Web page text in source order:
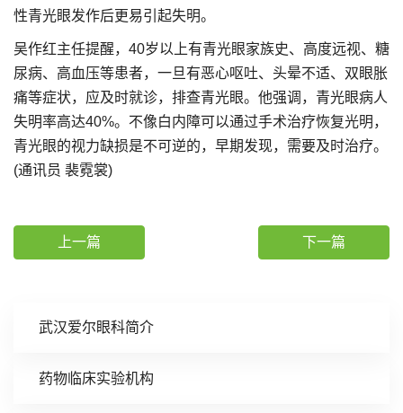
武汉爱尔眼科简介
药物临床实验机构
性青光眼发作后更易引起失明。
吴作红主任提醒，40岁以上有青光眼家族史、高度远视、糖
尿病、高血压等患者，一旦有恶心呕吐、头晕不适、双眼胀
痛等症状，应及时就诊，排查青光眼。他强调，青光眼病人
失明率高达40%。不像白内障可以通过手术治疗恢复光明，
青光眼的视力缺损是不可逆的，早期发现，需要及时治疗。
(通讯员 裴霓裳)
上一篇 下一篇